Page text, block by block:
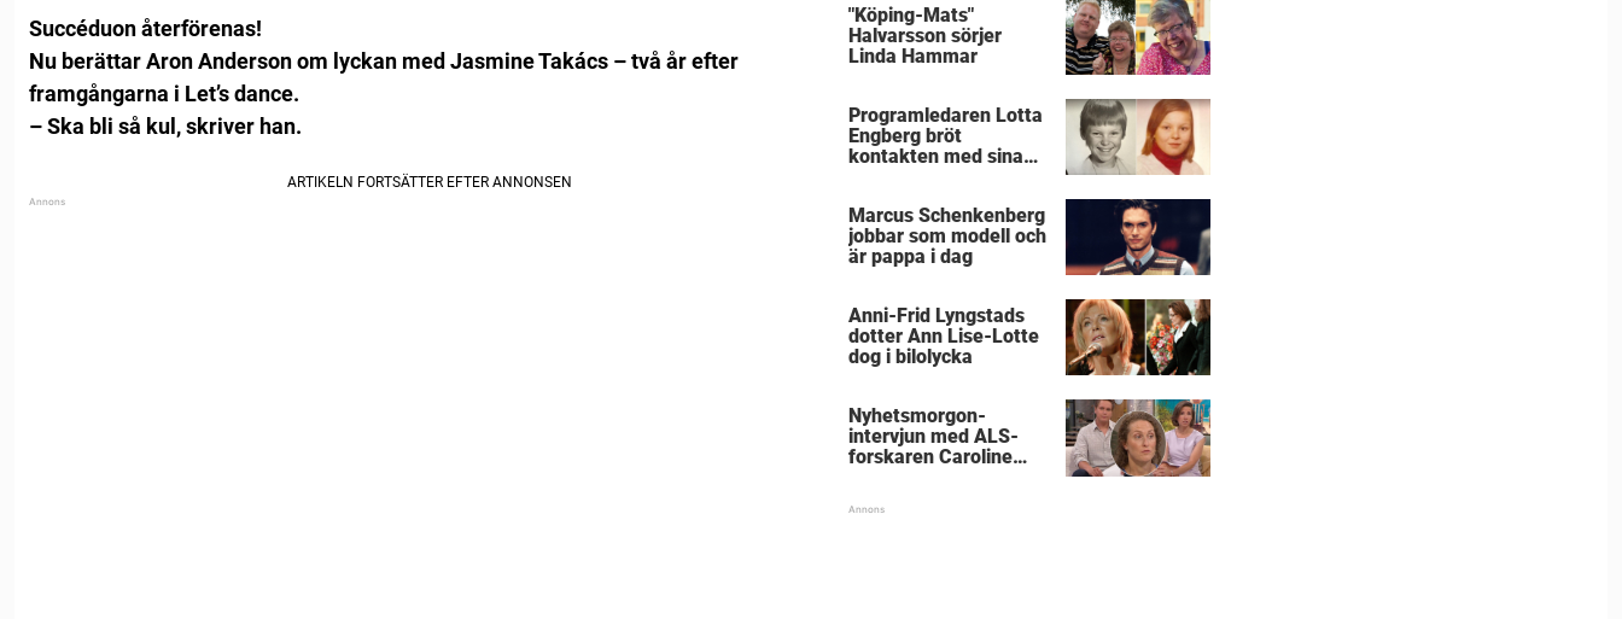
Succéduon återförenas!
Nu berättar Aron Anderson om lyckan med Jasmine Takács – två år efter
framgångarna i Let’s dance.
– Ska bli så kul, skriver han.
"Köping-Mats"
Halvarsson sörjer
Linda Hammar
Programledaren Lotta
Engberg bröt
kontakten med sina
Marcus Schenkenberg
jobbar som modell och
är pappa i dag
Anni-Frid Lyngstads
dotter Ann Lise-Lotte
dog i bilolycka
Nyhetsmorgon-
intervjun med ALS-
forskaren Caroline